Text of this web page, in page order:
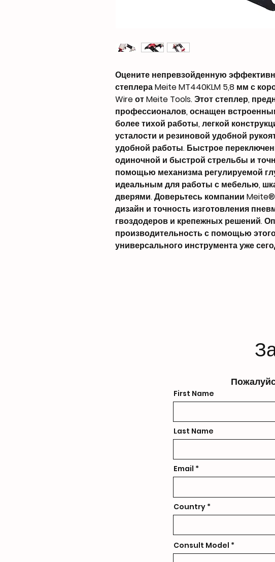
Оцените непревзойденную
степлера Meite MT440KLM 5,8 мм с
Wire от Meite Tools. Этот степлер,
профессионалов, оснащен
более тихой работы, легкой
усталости и резиновой удобной
удобной работы. Быстрое
одиночной и быстрой стрельбы и
помощью механизма регулируемой
идеальным для работы с мебелью,
дверями. Доверьтесь компании
дизайн и точность изготовления
гвоздодеров и крепежных решений.
производительность с помощью
универсального инструмента уже
First Name
Last Name
Email
Country
Consult Model